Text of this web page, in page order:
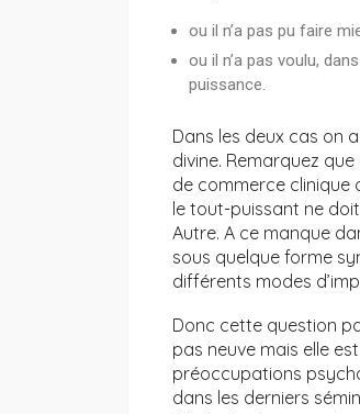
ou il n’a pas pu faire
ou il n’a pas voulu,
puissance.
Dans les deux cas on
divine. Remarquez
de commerce clinique
le tout-puissant ne
Autre. A ce manque
sous quelque forme
différents modes
Donc cette question
pas neuve mais elle
préoccupations
dans les derniers